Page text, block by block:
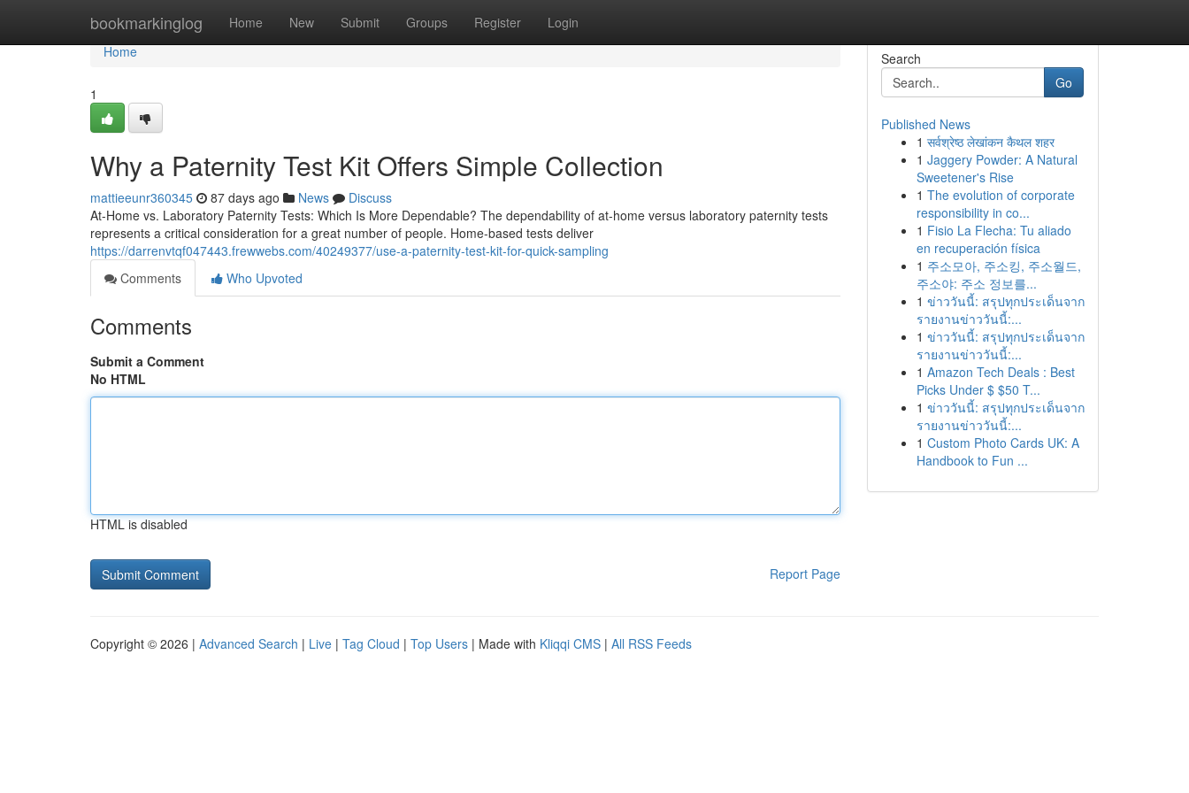
bookmarkinglog Home New Submit Groups Register Login
Home
Home
1
Why a Paternity Test Kit Offers Simple Collection
mattieeunr360345 87 days ago News
Discuss
At-Home vs. Laboratory Paternity Tests: Which Is More Dependable? The dependability of at-home versus laboratory paternity tests
represents a critical consideration for a great number of people. Home-based tests deliver
https://darrenvtqf047443.frewwebs.com/40249377/use-a-paternity-test-kit-for-quick-sampling
Comments
Who Upvoted
Comments
Submit a Comment
No HTML
HTML is disabled
Report Page
Search
Go
Published News
1 सर्वश्रेष्ठ लेखांकन कैथल शहर
1 Jaggery Powder: A Natural
Sweetener's Rise
1 The evolution of corporate
responsibility in co...
1 Fisio La Flecha: Tu aliado
en recuperación física
1 주소모아, 주소킹, 주소월드,
주소야: 주소 정보를...
1 ข่าววันนี้: สรุปทุกประเด็นจาก
รายงานข่าววันนี้:...
1 ข่าววันนี้: สรุปทุกประเด็นจาก
รายงานข่าววันนี้:...
1 Amazon Tech Deals : Best
Picks Under $ $50 T...
1 ข่าววันนี้: สรุปทุกประเด็นจาก
รายงานข่าววันนี้:...
1 Custom Photo Cards UK: A
Handbook to Fun ...
Copyright © 2026 | Advanced Search | Live | Tag Cloud | Top Users | Made with Kliqqi CMS | All RSS Feeds